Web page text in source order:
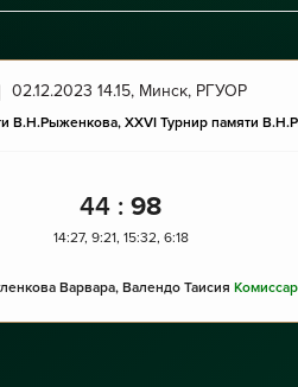
02.12.2023 14.15, Минск, РГУОР
В.Н.Рыженкова, XXVI Турнир памяти
44 :98
14:27, 9:21, 15:32, 6:18
Варвара, Валендо Таисия